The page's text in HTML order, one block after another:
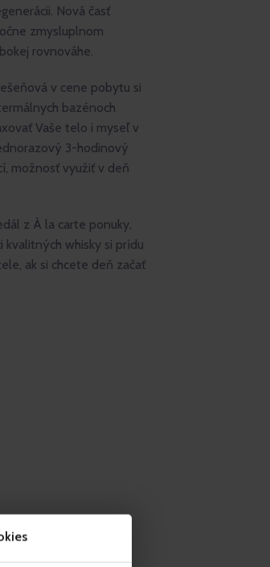
Nová časť
zmysluplnom
rovnováhe.
v cene pobytu si
bazénoch
Vaše telo i myseľ v
3-hodinový
možnosť využiť v deň
z À la carte ponuky,
whisky si prídu
ak si chcete deň začať